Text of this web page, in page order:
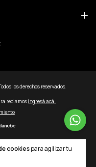
cookies para agilizar tu
los derechos reservados.
reclamos ingresá acá.